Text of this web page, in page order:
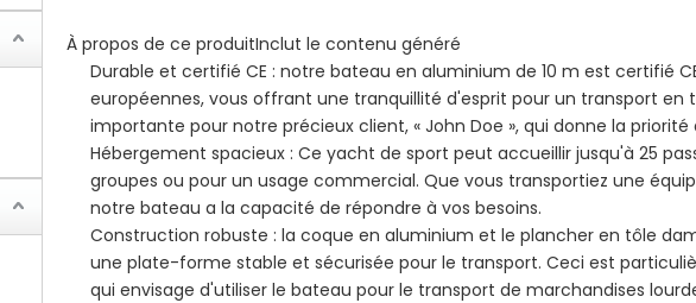
À propos de ce produitInclut le contenu généré
Durable et certifié CE : notre bateau en aluminium de 10 m est certifié
européennes, vous offrant une tranquillité d'esprit pour un transport
importante pour notre précieux client, « John Doe », qui donne la
Hébergement spacieux : Ce yacht de sport peut accueillir jusqu'à 25
groupes ou pour un usage commercial. Que vous transportiez une
notre bateau a la capacité de répondre à vos besoins.
Construction robuste : la coque en aluminium et le plancher en tôle
une plate-forme stable et sécurisée pour le transport. Ceci est
qui envisage d'utiliser le bateau pour le transport de marchandises